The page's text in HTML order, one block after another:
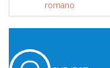
romano